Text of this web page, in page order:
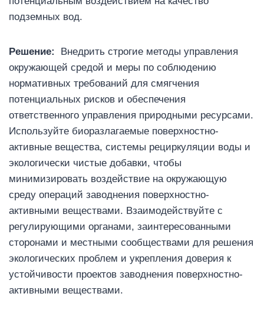
подземных вод.
Решение:
Внедрить строгие методы управления
окружающей средой и меры по соблюдению
нормативных требований для смягчения
потенциальных рисков и обеспечения
ответственного управления природными ресурсами.
Используйте биоразлагаемые поверхностно-
активные вещества, системы рециркуляции воды и
экологически чистые добавки, чтобы
минимизировать воздействие на окружающую
среду операций заводнения поверхностно-
активными веществами. Взаимодействуйте с
регулирующими органами, заинтересованными
сторонами и местными сообществами для решения
экологических проблем и укрепления доверия к
устойчивости проектов заводнения поверхностно-
активными веществами.